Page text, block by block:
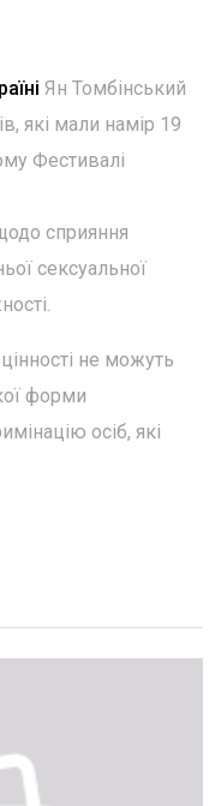
Ян Томбінський
які мали намір 19
Фестивалі
сприяння
сексуальної
цінності не можуть
форми
осіб, які